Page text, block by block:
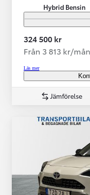
Hybrid Bensin
324 500 kr
Från 3 813 kr/mån
Läs mer
Jämförelse